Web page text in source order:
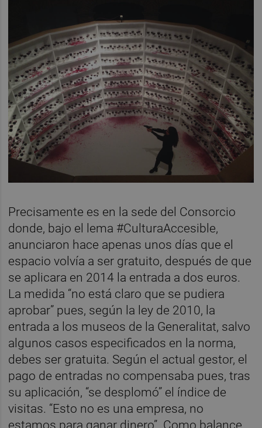
Precisamente es en la sede del Consorcio
donde, bajo el lema #CulturaAccesible,
anunciaron hace apenas unos días que el
espacio volvía a ser gratuito, después de que
se aplicara en 2014 la entrada a dos euros.
La medida “no está claro que se pudiera
aprobar” pues, según la ley de 2010, la
entrada a los museos de la Generalitat, salvo
algunos casos especificados en la norma,
debes ser gratuita. Según el actual gestor, el
pago de entradas no compensaba pues, tras
su aplicación, “se desplomó” el índice de
visitas. “Esto no es una empresa, no